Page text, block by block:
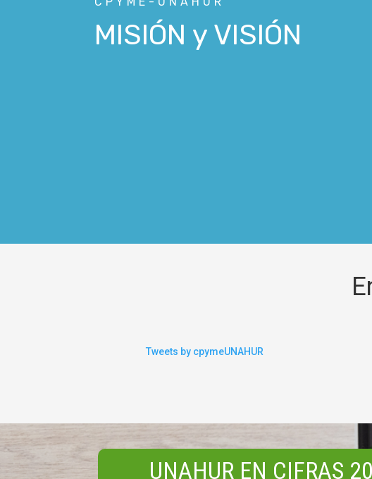
MISIÓN y VISIÓN
Tweets by cpymeUNAHUR
UNAHUR EN CIFRAS